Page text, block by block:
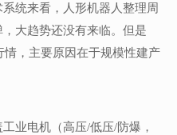
统来看，人形机器人整理周
大趋势还没有来临。但是
情，主要原因在于规模性建产
业电机（高压/低压/防爆，